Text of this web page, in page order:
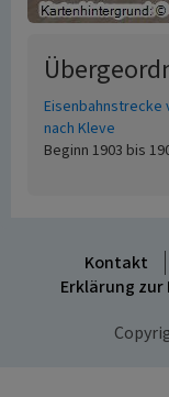
Eisenbahnstrecke
nach Kleve
Beginn 1903 bis
Kontakt
Erklärung